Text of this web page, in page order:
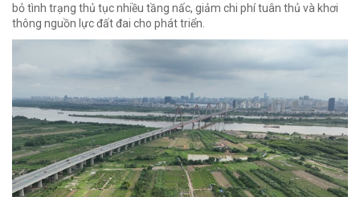
bỏ tình trạng thủ tục nhiều tầng nấc, giảm chi phí tuân thủ và khơi
thông nguồn lực đất đai cho phát triển.